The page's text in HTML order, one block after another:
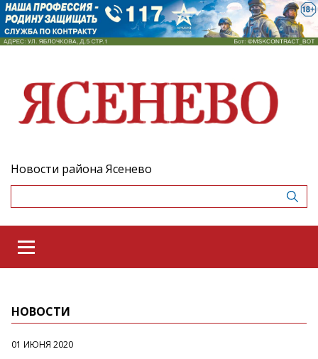
Новости района Ясенево
НОВОСТИ
01 ИЮНЯ 2020